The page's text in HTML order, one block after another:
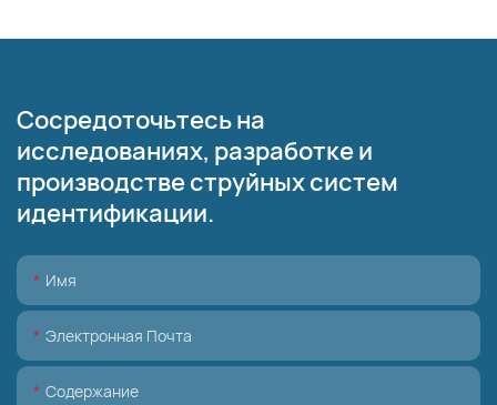
Сосредоточьтесь на
исследованиях, разработке и
производстве струйных систем
идентификации.
Имя
Электронная Почта
Содержание